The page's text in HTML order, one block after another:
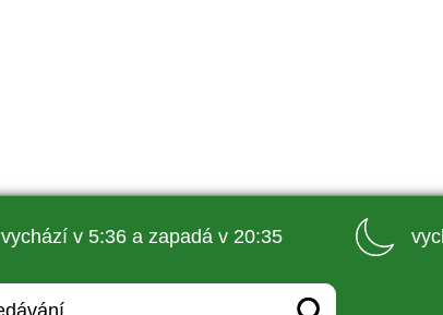
vychází v 5:36 a zapadá v 20:35